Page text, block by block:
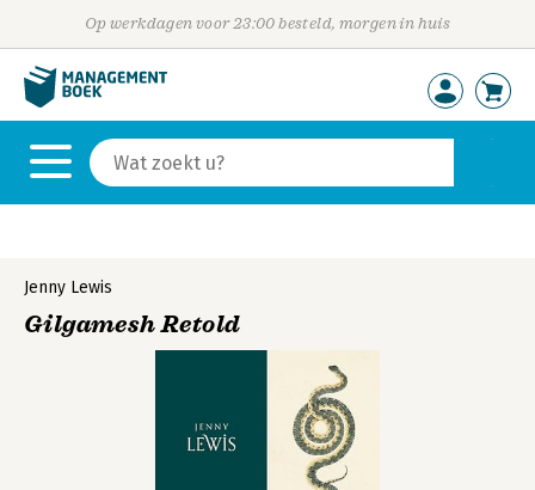
Op werkdagen voor 23:00 besteld, morgen in huis
Jenny Lewis
Gilgamesh Retold